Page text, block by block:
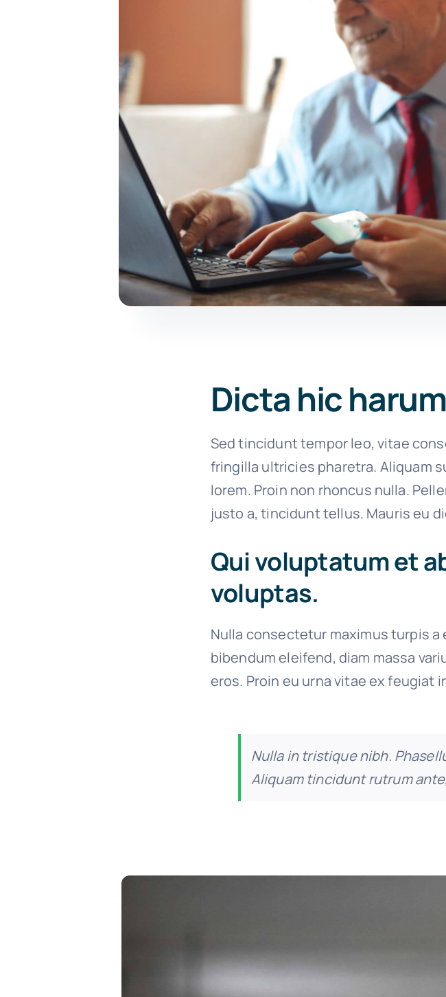
Dicta hic
Sed tincidunt tempor leo, vitae
fringilla ultricies pharetra. Aliquam
lorem. Proin non rhoncus nulla.
justo a, tincidunt tellus. Mauris eu
Qui voluptatum et
voluptas.
Nulla consectetur maximus turpis
bibendum eleifend, diam massa
eros. Proin eu urna vitae ex feugiat
Nulla in tristique nibh.
Aliquam tincidunt rutrum